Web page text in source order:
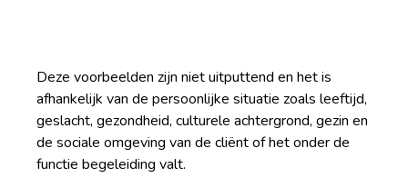
Deze voorbeelden zijn niet uitputtend en het is
afhankelijk van de persoonlijke situatie zoals leeftijd,
geslacht, gezondheid, culturele achtergrond, gezin en
de sociale omgeving van de cliënt of het onder de
functie begeleiding valt.